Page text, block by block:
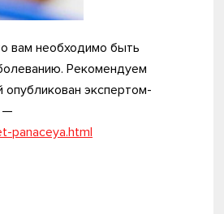
вам необходимо быть
Рекомендуем
экспертом-
—
panaceya.html